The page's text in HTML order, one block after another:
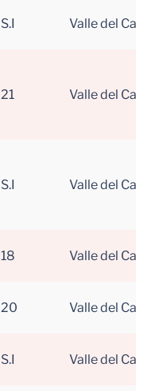
S.I Valle del
21 Valle del
S.I Valle del
18 Valle del
20 Valle del
S.I Valle del